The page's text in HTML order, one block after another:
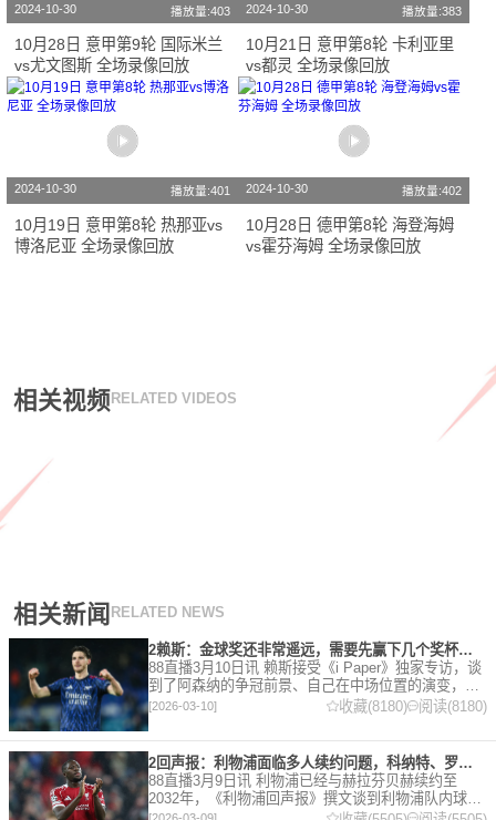
2024-10-30 播放量:403
10月28日 意甲第9轮 国际米兰
vs尤文图斯 全场录像回放
2024-10-30 播放量:383
10月21日 意甲第8轮 卡利亚里
vs都灵 全场录像回放
2024-10-30 播放量:401
10月19日 意甲第8轮 热那亚vs
博洛尼亚 全场录像回放
2024-10-30 播放量:402
10月28日 德甲第8轮 海登海姆
vs霍芬海姆 全场录像回放
相关视频 RELATED VIDEOS
相关新闻 RELATED NEWS
2赖斯：金球奖还非常遥远，需要先赢下几个奖杯，专注当下好好踢球
88直播3月10日讯 赖斯接受《i Paper》独家专访，谈
到了阿森纳的争冠前景、自己在中场位置的演变，以
及对自己被提名金球奖的看法。 任意球 赖斯：“我们
有一项非常擅长的技能——这背后付出了巨大努力
[2026-03-10] 收藏(8180) 阅读(8180)
2回声报：利物浦面临多人续约问题，科纳特、罗伯逊合同今夏到期
88直播3月9日讯 利物浦已经与赫拉芬贝赫续约至
2032年，《利物浦回声报》撰文谈到利物浦队内球员
的合同情况，文章表示，利物浦多位球员面临合同问